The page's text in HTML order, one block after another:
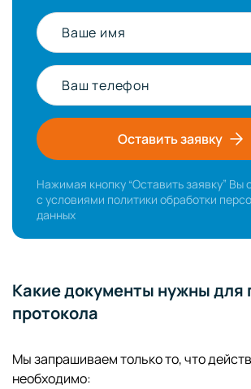
Ваше имя
Ваш телефон
Оставить заявку
Нажимая кнопку “Оставить заявку” Вы
с условиями политики обработки
данных
Какие документы нужны для
протокола
Мы запрашиваем только то, что
необходимо: